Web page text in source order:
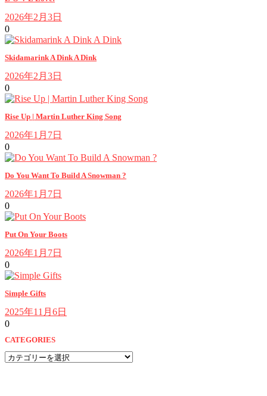
2026年2月3日
0
Skidamarink A Dink A Dink
2026年2月3日
0
Rise Up | Martin Luther King Song
2026年1月7日
0
Do You Want To Build A Snowman ?
2026年1月7日
0
Put On Your Boots
2026年1月7日
0
Simple Gifts
2025年11月6日
0
CATEGORIES
CATEGORIES